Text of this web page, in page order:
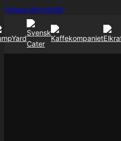
Hoppa till innehållHoppa